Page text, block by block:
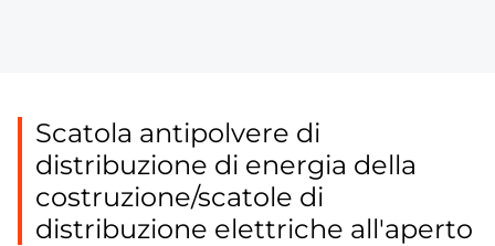
Scatola antipolvere di
distribuzione di energia della
costruzione/scatole di
distribuzione elettriche all'aperto